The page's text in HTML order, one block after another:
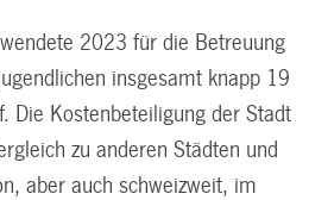
2023 für die Betreuung
insgesamt knapp 19
Die Kostenbeteiligung der Stadt
zu anderen Städten und
aber auch schweizweit, im